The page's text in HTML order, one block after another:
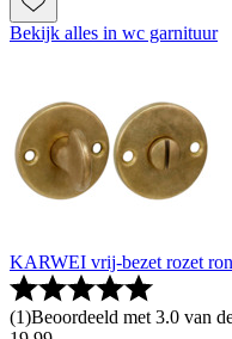
Bekijk alles in wc garnituur
KARWEI vrij-bezet rozet
(1)Beoordeeld met 3.0 van